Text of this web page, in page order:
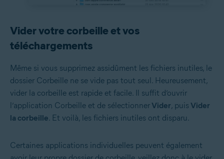
Vider votre corbeille et vos
téléchargements
Même si vous supprimez assidûment les fichiers inutiles, le
dossier Corbeille ne se vide pas tout seul. Heureusement,
vider la corbeille est rapide et facile. Il suffit d’ouvrir
l’application Corbeille et de sélectionnerVider, puis Vider
la corbeille. Et voilà, les fichiers inutiles ont disparu.
Certaines applications individuelles peuvent également